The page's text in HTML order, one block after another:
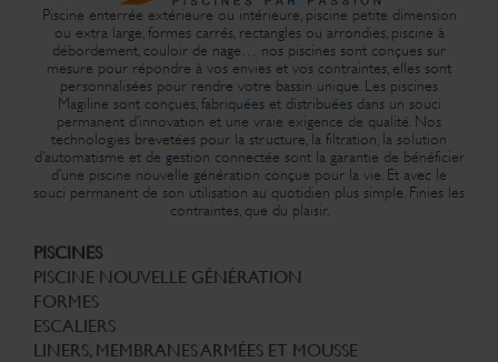
Piscine enterrée extérieure ou intérieure, piscine petite dimension
ou extra large, formes carrés, rectangles ou arrondies, piscine à
débordement, couloir de nage… nos piscines sont conçues sur
mesure pour répondre à vos envies et vos contraintes, elles sont
personnalisées pour rendre votre bassin unique. Les piscines
Magiline sont conçues, fabriquées et distribuées dans un souci
permanent d’innovation et une vraie exigence de qualité. Nos
technologies brevetées pour la structure, la filtration, la solution
d’automatisme et de gestion connectée sont la garantie de bénéficier
d’une piscine nouvelle génération conçue pour la vie. Et avec le
souci permanent de son utilisation au quotidien plus simple. Finies les
contraintes, que du plaisir.
PISCINES
PISCINE NOUVELLE GÉNÉRATION
FORMES
ESCALIERS
LINERS, MEMBRANES ARMÉES ET MOUSSE